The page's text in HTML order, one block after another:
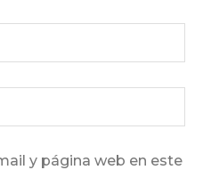
y página web en este